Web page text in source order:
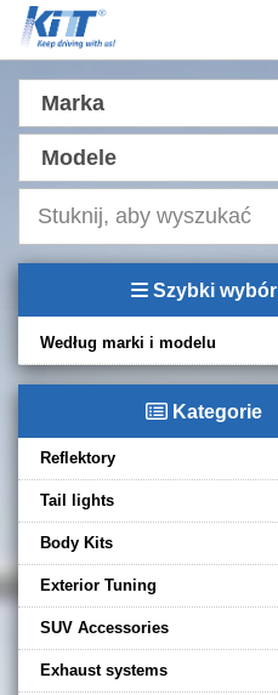
Marka
Modele
Szybki wybór
Według marki i modelu
Kategorie
Reflektory
Tail lights
Body Kits
Exterior Tuning
SUV Accessories
Exhaust systems